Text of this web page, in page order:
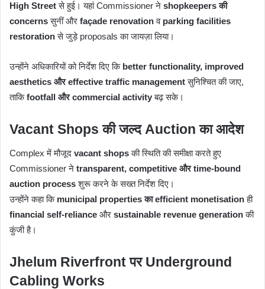
High Streetसे हुई। यहां Commissioner ने shopkeepers की
concernsसुनीं और façade renovationव parking facilities
restorationसे जुड़े proposals का जायज़ा लिया।
उन्होंने अधिकारियों को निर्देश दिए कि better functionality, improved
aesthetics और effective traffic managementसुनिश्चित की जाए,
ताकिfootfall और commercial activityबढ़ सके।
Vacant Shops की जल्द Auction का आदेश
Complex में मौजूद vacant shopsकी स्थिति की समीक्षा करते हुए
Commissioner ने transparent, competitive और time-bound
auction processशुरू करने के सख्त निर्देश दिए।
उन्होंने कहा कि municipal properties का efficient monetisationही
financial self-reliance और sustainable revenue generationकी
कुंजी है।
Jhelum Riverfront पर Underground
Cabling Works